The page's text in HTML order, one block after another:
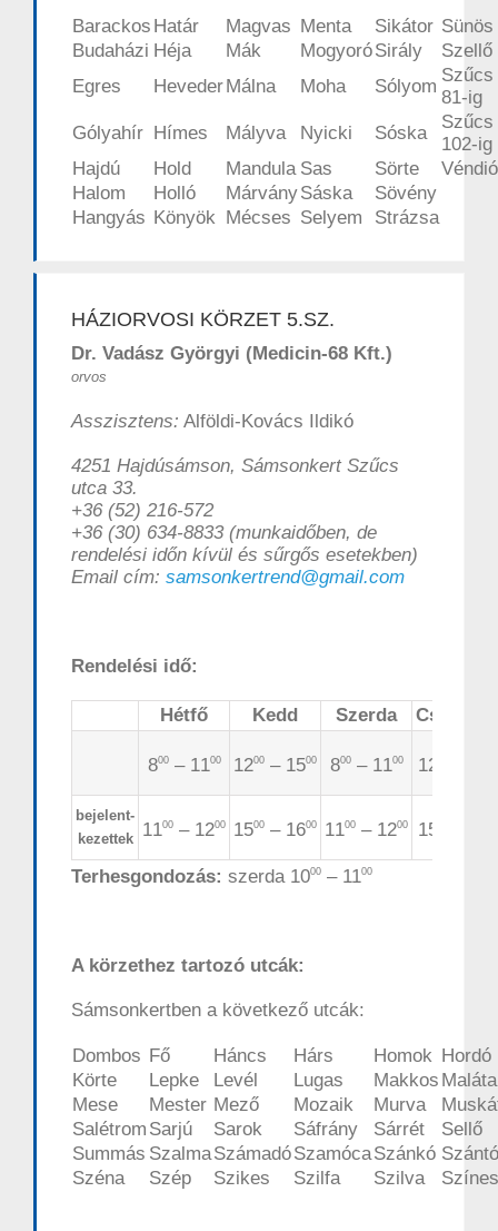
Barackos Határ Magvas Menta Sikátor Sünös
Budaházi Héja Mák MogyoróSirály
Szellő
Egres
HevederMálna Moha Sólyom
Szűcs
81-ig
Gólyahír Hímes Mályva Nyicki Sóska
Szűcs
102-ig
Hajdú
Hold Mandula Sas Sörte
Halom
Holló MárványSáska
Sövény
Hangyás Könyök Mécses Selyem Strázsa
HÁZIORVOSI KÖRZET 5.SZ.
Dr. Vadász Györgyi (Medicin-68 Kft.)
orvos
Asszisztens: Alföldi-Kovács Ildikó
4251 Hajdúsámson, Sámsonkert Szűcs
utca 33.
+36 (52) 216-572
+36 (30) 634-8833 (munkaidőben, de
rendelési időn kívül és sűrgős esetekben)
Email cím: samsonkertrend@gmail.com
Rendelési idő:
Hétfő Kedd Szerda
800– 1100 1200 – 1500 800– 1100 12
bejelent-
kezettek
1100 – 1200 1500 – 1600 1100 – 1200 15
Terhesgondozás: szerda 1000 – 1100
A körzethez tartozó utcák:
Sámsonkertben a következő utcák:
Dombos Fő Háncs Hárs Homok Hordó
Körte
Lepke Levél Lugas Makkos Maláta
Mese
Mester Mező Mozaik Murva
Salétrom Sarjú Sarok Sáfrány Sárrét
Sellő
Summás SzalmaSzámadóSzamócaSzánkó Szántó
Széna
Szép Szikes Szilfa Szilva Színes